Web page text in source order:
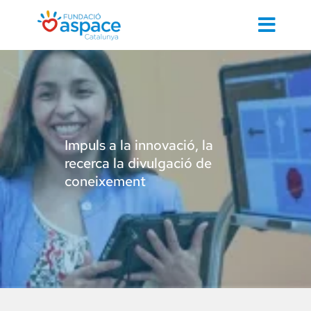
Cerca
…
Cuidem
Impuls a la innovació, la
recerca la divulgació de
coneixement